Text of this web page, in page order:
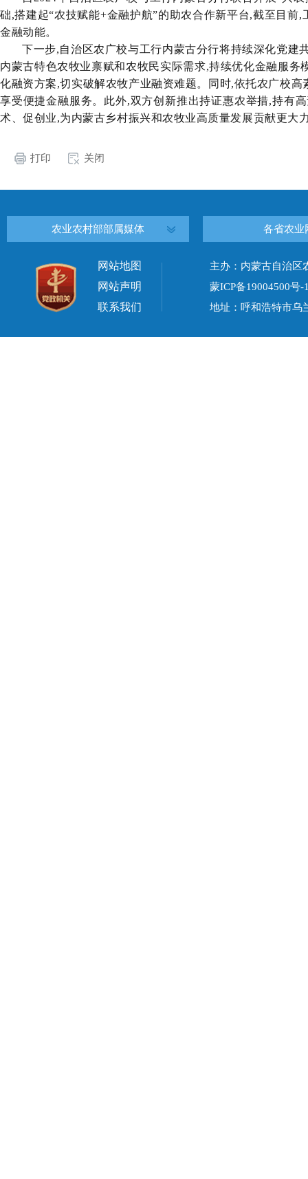
础,搭建起“农技赋能+金融护航”的助农合作新平台,截至目
金融动能。
下一步,自治区农广校与工行内蒙古分行将持续深化党建
内蒙古特色农牧业禀赋和农牧民实际需求,持续优化金融服
化融资方案,切实破解农牧产业融资难题。同时,依托农广校
享受便捷金融服务。此外,双方创新推出持证惠农举措,持有
术、促创业,为内蒙古乡村振兴和农牧业高质量发展贡献更大
打印 关闭
农业农村部部属媒体 各省农业
网站地图
网站声明
联系我们
主办：内蒙古自治
蒙ICP备19004500号-
地址：呼和浩特市